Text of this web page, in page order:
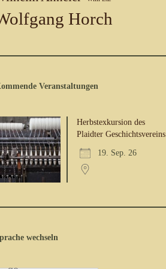
Horch
Veranstaltungen
Herbstexkursion des
Plaidter Geschichtsvereins
19. Sep. 26
wechseln